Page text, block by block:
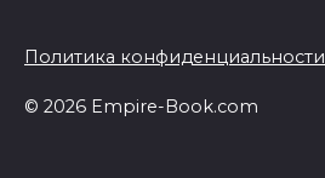
Политика конфиденциальности
© 2026 Empire-Book.com